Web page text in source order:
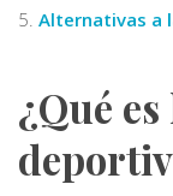
Alternativas a
¿Qué